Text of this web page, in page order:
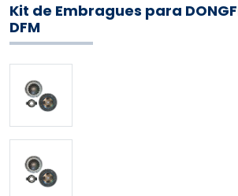
Kit de Embragues para
DFM